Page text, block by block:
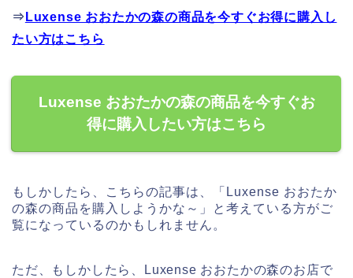
⇒ Luxense おおたかの森の商品を今すぐお得に購入し
たい方はこちら
Luxense おおたかの森の商品を今すぐお
得に購入したい方はこちら
もしかしたら、こちらの記事は、「Luxense おおたか
の森の商品を購入しようかな～」と考えている方がご
覧になっているのかもしれません。
ただ、もしかしたら、Luxense おおたかの森のお店で